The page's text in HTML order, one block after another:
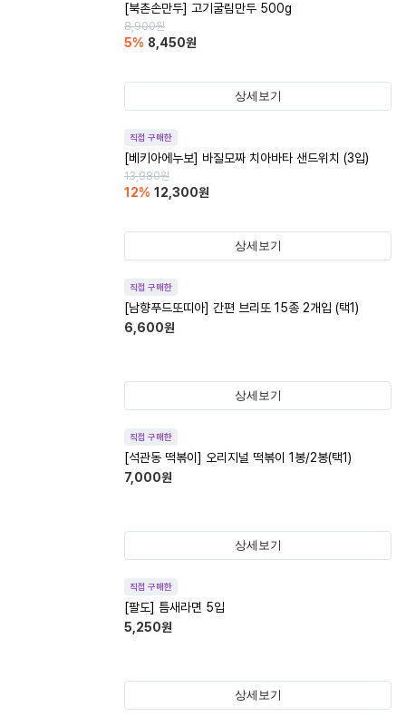
[북촌손만두] 고기굴림만두 500g
8,900원
5% 8,450원
상세보기
직접 구매한
[베키아에누보] 바질모짜 치아바타 샌드위치 (3입)
13,980원
12% 12,300원
상세보기
직접 구매한
[남향푸드또띠아] 간편 브리또 15종 2개입 (택1)
6,600원
상세보기
직접 구매한
[석관동 떡볶이] 오리지널 떡볶이 1봉/2봉(택1)
7,000원
상세보기
직접 구매한
[팔도] 틈새라면 5입
5,250원
상세보기